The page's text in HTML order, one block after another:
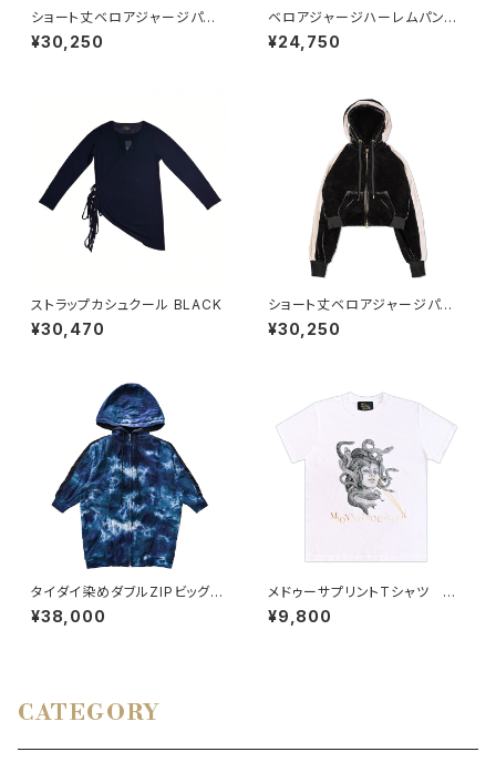
ショート丈ベロアジャージパー
カー BROWN
¥30,250
ベロアジャージハーレムパン
ツ RED
¥24,750
ストラップカシュクール BLACK
¥30,470
ショート丈ベロアジャージパー
カー BLACK
¥30,250
タイダイ染めダブルZIPビッグシ
ルエットフーディー BLUE
¥38,000
メドゥーサプリントTシャツ W
HITE
¥9,800
CATEGORY